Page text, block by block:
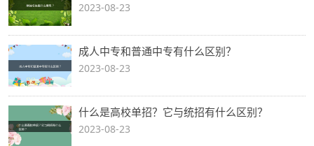
2023-08-23
成人中专和普通中专有什么区别？
2023-08-23
什么是高校单招？它与统招有什么区别？
2023-08-23